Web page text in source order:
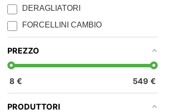
DERAGLIATORI
FORCELLINI CAMBIO
PREZZO
8 € 549 €
PRODUTTORI